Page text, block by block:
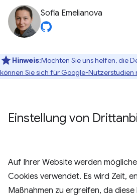
Sofia Emelianova
Hinweis:Möchten Sie uns helfen, die
können Sie sich für Google-Nutzerstudien
Einstellung von
Auf Ihrer Website werden
Cookies verwendet. Es wird Zeit,
Maßnahmen zu ergreifen, da